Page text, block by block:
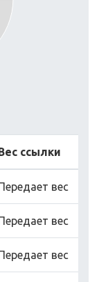
ссылки
вес
вес
вес